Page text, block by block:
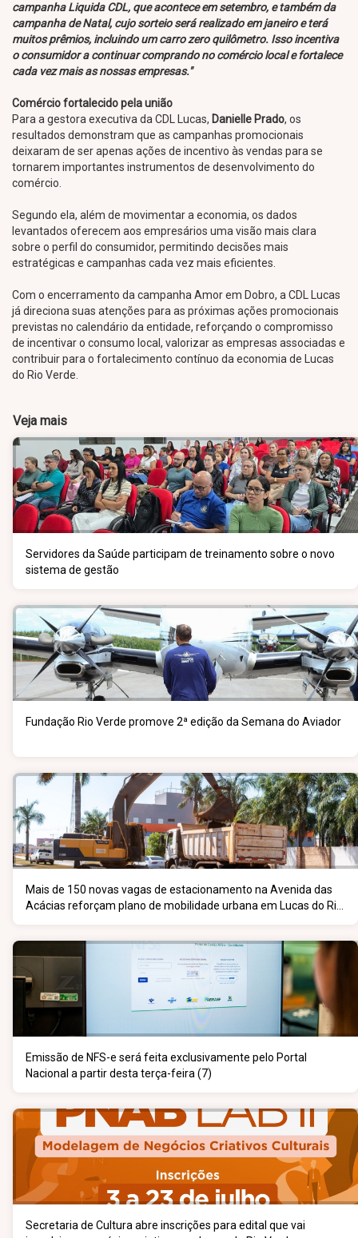
campanha Liquida CDL, que acontece em setembro, e também da
campanha de Natal, cujo sorteio será realizado em janeiro e terá
muitos prêmios, incluindo um carro zero quilômetro. Isso incentiva
o consumidor a continuar comprando no comércio local e fortalece
cada vez mais as nossas empresas."
Comércio fortalecido pela união
Para a gestora executiva da CDL Lucas, Danielle Prado, os
resultados demonstram que as campanhas promocionais
deixaram de ser apenas ações de incentivo às vendas para se
tornarem importantes instrumentos de desenvolvimento do
comércio.
Segundo ela, além de movimentar a economia, os dados
levantados oferecem aos empresários uma visão mais clara
sobre o perfil do consumidor, permitindo decisões mais
estratégicas e campanhas cada vez mais eficientes.
Com o encerramento da campanha Amor em Dobro, a CDL Lucas
já direciona suas atenções para as próximas ações promocionais
previstas no calendário da entidade, reforçando o compromisso
de incentivar o consumo local, valorizar as empresas associadas e
contribuir para o fortalecimento contínuo da economia de Lucas
do Rio Verde.
Veja mais
Servidores da Saúde participam de treinamento sobre o novo
sistema de gestão
Fundação Rio Verde promove 2ª edição da Semana do Aviador
Mais de 150 novas vagas de estacionamento na Avenida das
Acácias reforçam plano de mobilidade urbana em Lucas do Rio
Emissão de NFS-e será feita exclusivamente pelo Portal
Nacional a partir desta terça-feira (7)
Secretaria de Cultura abre inscrições para edital que vai